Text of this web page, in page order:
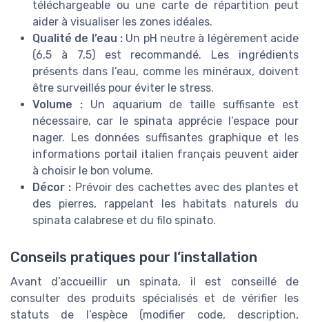
téléchargeable ou une carte de répartition peut
aider à visualiser les zones idéales.
Qualité de l’eau : Un pH neutre à légèrement acide
(6,5 à 7,5) est recommandé. Les ingrédients
présents dans l’eau, comme les minéraux, doivent
être surveillés pour éviter le stress.
Volume :Un aquarium de taille suffisante est
nécessaire, car le spinata apprécie l’espace pour
nager. Les données suffisantes graphique et les
informations portail italien français peuvent aider
à choisir le bon volume.
Décor : Prévoir des cachettes avec des plantes et
des pierres, rappelant les habitats naturels du
spinata calabrese et du filo spinato.
Conseils pratiques pour l’installation
Avant d’accueillir un spinata, il est conseillé de
consulter des produits spécialisés et de vérifier les
statuts de l’espèce (modifier code, description,